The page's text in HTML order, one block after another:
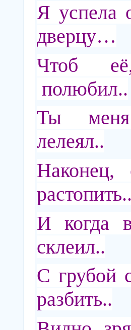
Я успела
дверцу…
Чтоб
полюбил..
Ты
лелеял..
Наконец,
И когда
склеил..
С грубой
разбить..